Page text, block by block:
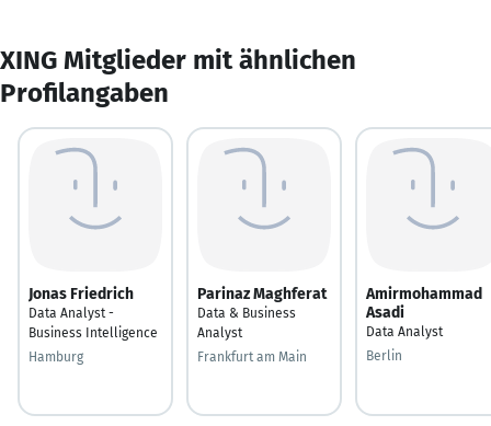
XING Mitglieder mit ähnlichen
Profilangaben
Jonas Friedrich
Data Analyst -
Business Intelligence
Hamburg
Parinaz Maghferat
Data & Business
Analyst
Frankfurt am Main
Amirmohammad
Asadi
Data Analyst
Berlin